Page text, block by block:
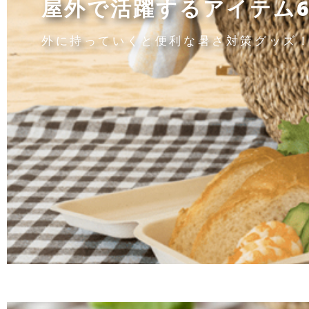
屋外で活躍するアイテム
外に持っていくと便利な暑さ対策グッズ